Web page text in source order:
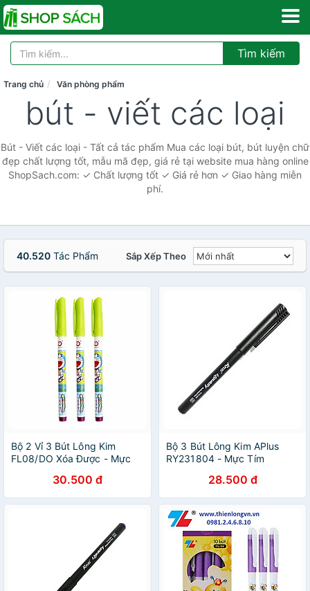
Tìm kiếm
Trang chủ Văn phòng phẩm
bút - viết các loại
Bút - Viết các loại - Tất cả tác phẩm Mua các loại bút, bút luyện chữ
đẹp chất lượng tốt, mẫu mã đẹp, giá rẻ tại website mua hàng online
ShopSach.com: ✓ Chất lượng tốt ✓ Giá rẻ hơn ✓ Giao hàng miễn
phí.
40.520 Tác Phẩm Sắp Xếp Theo
Bộ 2 Vỉ 3 Bút Lông Kim
FL08/DO Xóa Được - Mực
30.500 đ
Bộ 3 Bút Lông Kim APlus
RY231804 - Mực Tím
28.500 đ